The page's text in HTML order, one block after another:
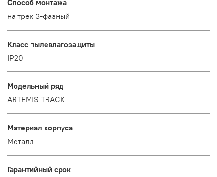
Способ монтажа
на трек 3-фазный
Класс пылевлагозащиты
IP20
Модельный ряд
ARTEMIS TRACK
Материал корпуса
Металл
Гарантийный срок